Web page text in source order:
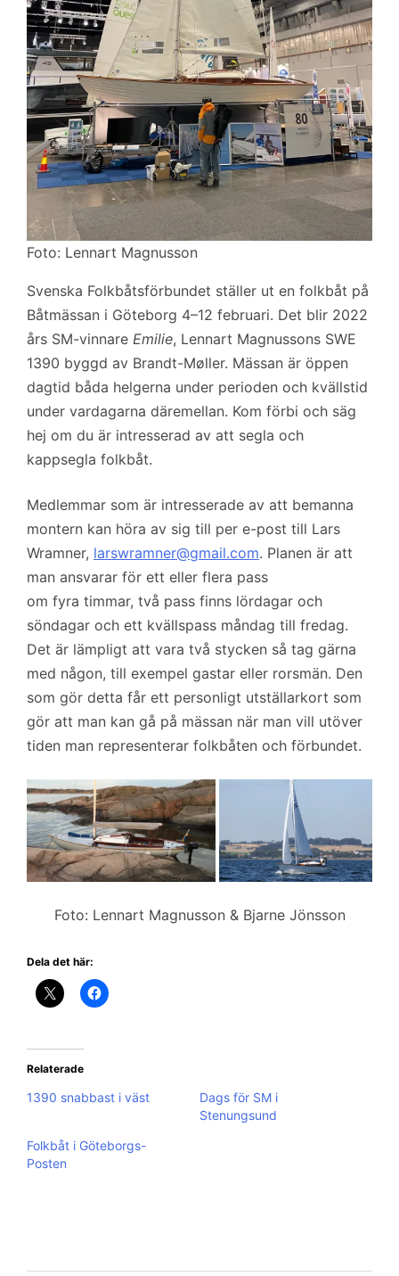
Foto: Lennart Magnusson
Svenska Folkbåtsförbundet ställer ut en folkbåt på
Båtmässan i Göteborg 4–12 februari. Det blir 2022
års SM-vinnare Emilie, Lennart Magnussons SWE
1390 byggd av Brandt-Møller. Mässan är öppen
dagtid båda helgerna under perioden och kvällstid
under vardagarna däremellan. Kom förbi och säg
hej om du är intresserad av att segla och
kappsegla folkbåt.
Medlemmar som är intresserade av att bemanna
montern kan höra av sig till per e-post till Lars
Wramner, larswramner@gmail.com. Planen är att
man ansvarar för ett eller flera pass
om fyra timmar, två pass finns lördagar och
söndagar och ett kvällspass måndag till fredag.
Det är lämpligt att vara två stycken så tag gärna
med någon, till exempel gastar eller rorsmän. Den
som gör detta får ett personligt utställarkort som
gör att man kan gå på mässan när man vill utöver
tiden man representerar folkbåten och förbundet.
Foto: Lennart Magnusson & Bjarne Jönsson
Dela det här:
Relaterade
1390 snabbast i väst
Dags för SM i
Stenungsund
Folkbåt i Göteborgs-
Posten